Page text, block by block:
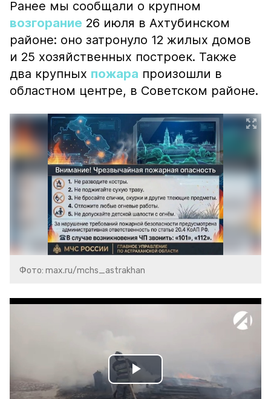
Ранее мы сообщали о крупном
возгорание 26 июля в Ахтубинском
районе: оно затронуло 12 жилых домов
и 25 хозяйственных построек. Также
два крупных пожара произошли в
областном центре, в Советском районе.
Фото: max.ru/mchs_astrakhan
Play